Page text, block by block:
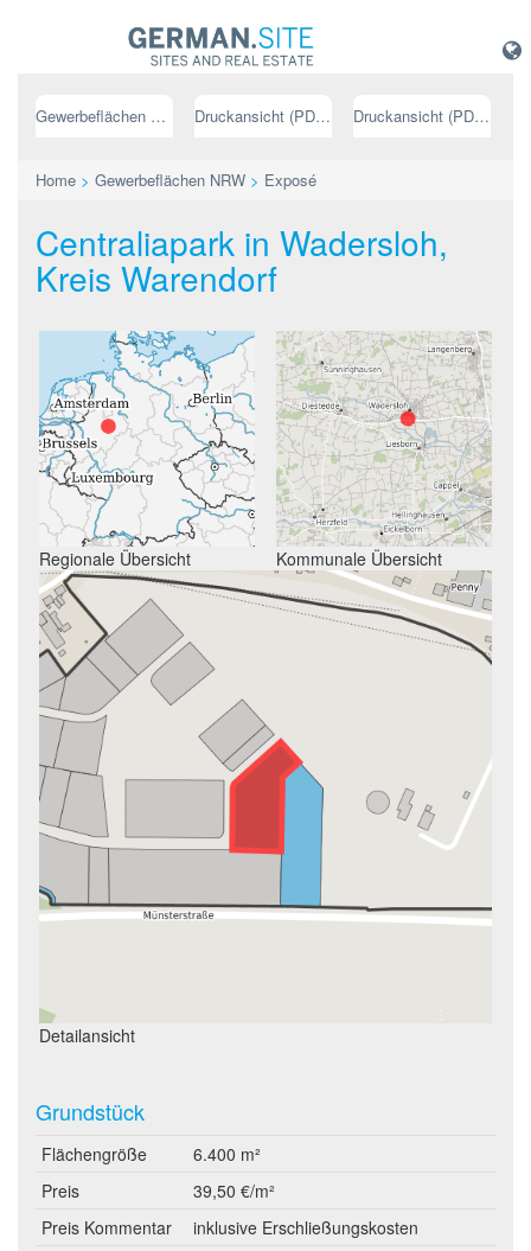
Gewerbeflächen NRW Druckansicht (PDF) // deutsch Druckansicht (PDF) // englisch
Home > Gewerbeflächen NRW > Exposé
Centraliapark in Wadersloh,
Kreis Warendorf
Regionale Übersicht Kommunale Übersicht
Detailansicht
Grundstück
Flächengröße
6.400 m²
Preis
39,50 €/m²
Preis Kommentar
inklusive Erschließungskosten